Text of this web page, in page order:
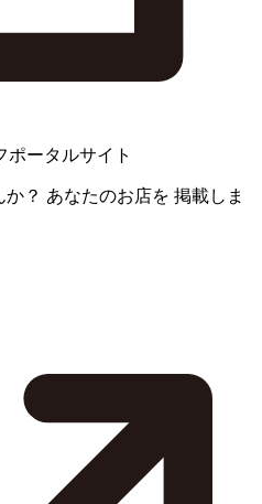
ポータルサイト
？ あなたのお店を 掲載しま